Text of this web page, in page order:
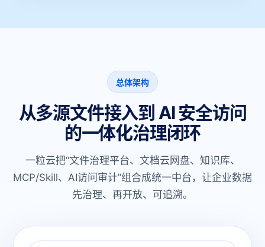
总体架构
从多源文件接入到 AI 安全访问
的一体化治理闭环
一粒云把“文件治理平台、文档云网盘、知识库、
MCP/Skill、AI访问审计”组合成统一中台，让企业数据
先治理、再开放、可追溯。